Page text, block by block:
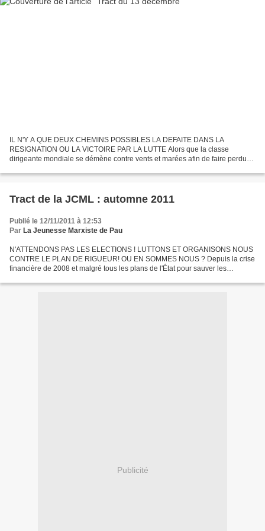
IL N'Y A QUE DEUX CHEMINS POSSIBLES LA DEFAITE DANS LA
RESIGNATION OU LA VICTOIRE PAR LA LUTTE Alors que la classe
dirigeante mondiale se démène contre vents et marées afin de faire perdurer
Tract de la JCML : automne 2011
Publié le 12/11/2011 à 12:53
Par La Jeunesse Marxiste de Pau
N'ATTENDONS PAS LES ELECTIONS ! LUTTONS ET ORGANISONS NOUS
CONTRE LE PLAN DE RIGUEUR! OU EN SOMMES NOUS ? Depuis la crise
financière de 2008 et malgré tous les plans de l'État pour sauver les
Publicité